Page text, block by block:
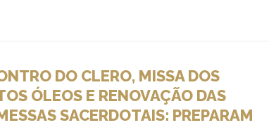
DO CLERO, MISSA DOS
ÓLEOS E RENOVAÇÃO DAS
SACERDOTAIS: PREPARAM